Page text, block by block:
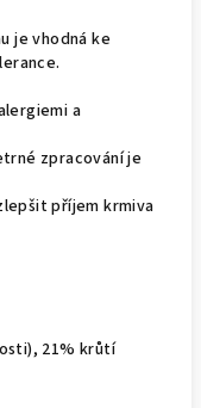
je vhodná ke
a
zpracování je
příjem krmiva
21% krůtí